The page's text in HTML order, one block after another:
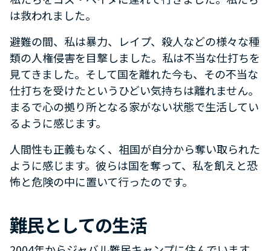
は救われました。
避難の間、私は暴力、レイプ、殺人などの様々な種
類の人権侵害を目撃しました。私は不当な仕打ちを
見てきました。そして国を離れた今も、その不当な
仕打ちを受けたというひどい気持ちは離れません。
まるで心の拠り所となる家がない状態で生活してい
るように感じます。
人間性も正義もなく、祖国が自分から奪い取られた
ように感じます。彼らは国を奪って、私を飢えと恐
怖と危険の中に置いて行ったのです。
難民としての生活